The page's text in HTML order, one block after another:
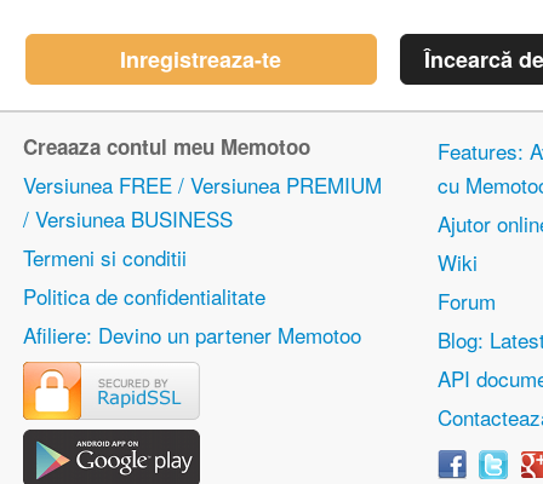
Inregistreaza-te Încearcă
Creaaza contul meu Memotoo
Versiunea FREE / Versiunea PREMIUM
/ Versiunea BUSINESS
Termeni si conditii
Politica de confidentialitate
Afiliere: Devino un partener Memotoo
Features:
cu
Ajutor
Wiki
Forum
Blog:
API